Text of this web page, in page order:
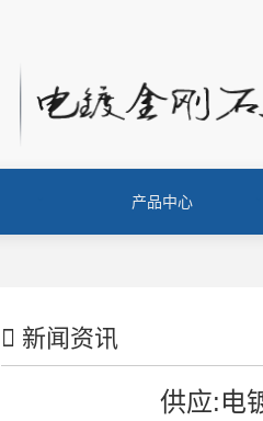
产品中心
新闻资讯
供应:电